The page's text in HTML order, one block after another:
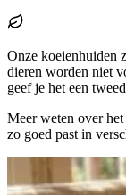
Onze koeienhuiden
dieren worden niet
geef je het een
Meer weten over
zo goed past in